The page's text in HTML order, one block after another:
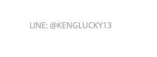
LINE: @KENGLUCKY13